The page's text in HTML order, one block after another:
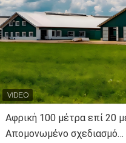
Αφρική 100 μέτρα επί 20
Απομονωμένο σχεδιασμό